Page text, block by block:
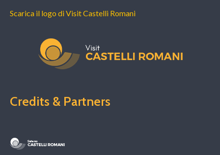
Scarica il logo di Visit Castelli Romani
Credits & Partners